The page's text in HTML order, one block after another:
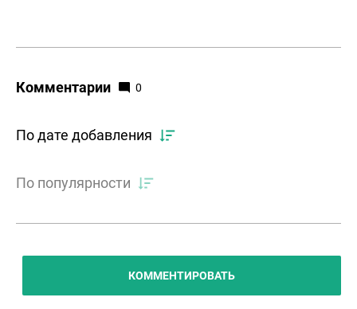
Комментарии 0
По дате добавления
По популярности
КОММЕНТИРОВАТЬ